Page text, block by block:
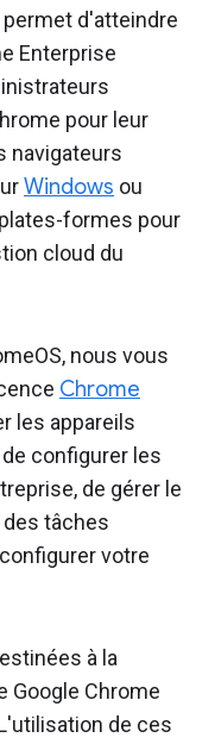
d'atteindre
Enterprise
pour leur
navigateurs
Windows ou
formes pour
cloud du
nous vous
Chrome
les appareils
configurer les
de gérer le
tâches
votre
à la
Google Chrome
de ces